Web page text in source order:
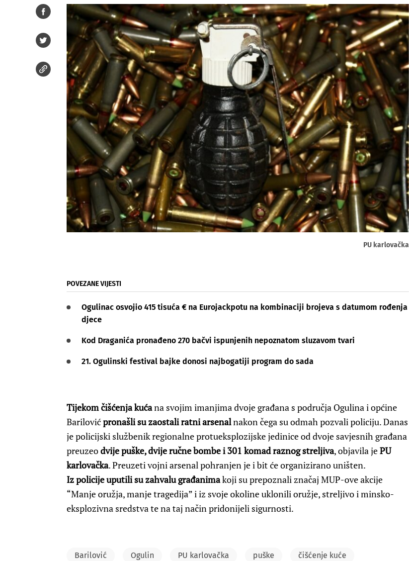
PU karlovačka
POVEZANE VIJESTI
Ogulinac osvojio 415 tisuća € na Eurojackpotu na kombinaciji brojeva s datumom rođenja
djece
Kod Draganića pronađeno 270 bačvi ispunjenih nepoznatom sluzavom tvari
21. Ogulinski festival bajke donosi najbogatiji program do sada
Tijekom čišćenja kućana svojim imanjima dvoje građana s područja Ogulina i općine
Barilovićpronašli su zaostali ratni arsenalnakon čega su odmah pozvali policiju. Danas
je policijski službenik regionalne protueksplozijske jedinice od dvoje savjesnih građana
preuzeodvije puške, dvije ručne bombe i 301 komad raznog streljiva, objavila jePU
karlovačka. Preuzeti vojni arsenal pohranjen je i bit će organizirano uništen.
Iz policije uputili su zahvalu građanimakoji su prepoznali značaj MUP-ove akcije
“Manje oružja, manje tragedija” i iz svoje okoline uklonili oružje, streljivo i minsko-
eksplozivna sredstva te na taj način pridonijeli sigurnosti.
Barilović Ogulin PU karlovačka puške čišćenje kuće